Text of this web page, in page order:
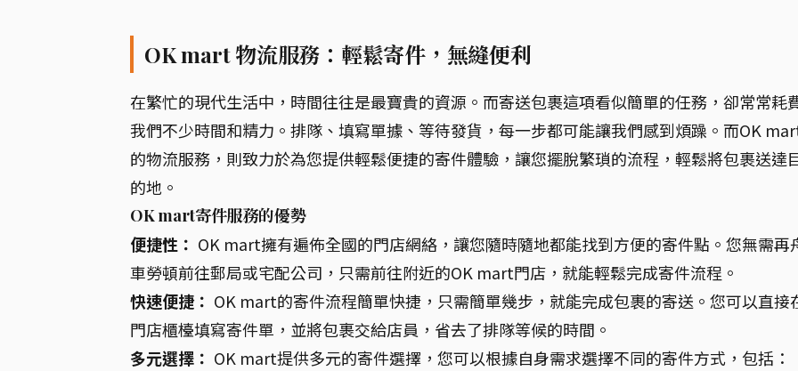
OK mart 物流服務：輕鬆寄件，無縫便利
在繁忙的現代生活中，時間往往是最寶貴的資源。而寄送包裹這項看似簡單的任務，卻常常耗
我們不少時間和精力。排隊、填寫單據、等待發貨，每一步都可能讓我們感到煩躁。而OK
的物流服務，則致力於為您提供輕鬆便捷的寄件體驗，讓您擺脫繁瑣的流程，輕鬆將包裹送達
的地。
OK mart寄件服務的優勢
便捷性： OK mart擁有遍佈全國的門店網絡，讓您隨時隨地都能找到方便的寄件點。您無需再
車勞頓前往郵局或宅配公司，只需前往附近的OK mart門店，就能輕鬆完成寄件流程。
快速便捷： OK mart的寄件流程簡單快捷，只需簡單幾步，就能完成包裹的寄送。您可以直接
門店櫃檯填寫寄件單，並將包裹交給店員，省去了排隊等候的時間。
多元選擇： OK mart提供多元的寄件選擇，您可以根據自身需求選擇不同的寄件方式，包括：